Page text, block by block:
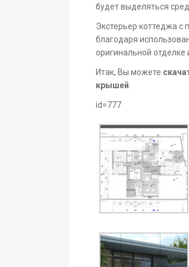
будет выделяться
Экстерьер коттеджа с
благодаря
оригинальной
Итак, Вы можете
крышей
id=777